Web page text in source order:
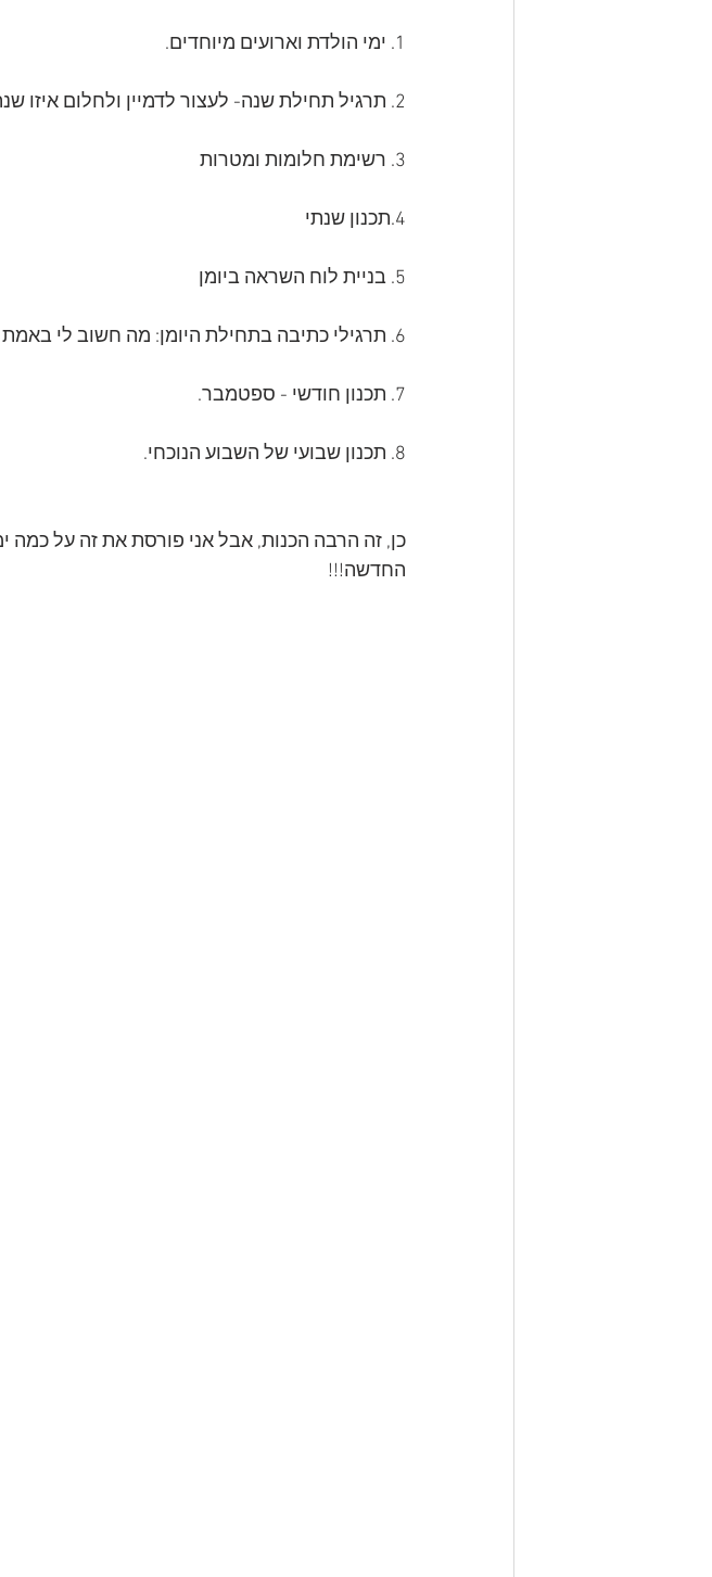
1. ימי הולדת וארועים מיוחדים.
2. תרגיל תחילת שנה- לעצור לדמיין ולחלום איזו שנה אני רוצה לעצמי.
3. רשימת חלומות ומטרות
4.תכנון שנתי
5. בניית לוח השראה ביומן
6. תרגילי כתיבה בתחילת היומן: מה חשוב לי באמת / הדברים שמשמחים אותי / מהי הצלחה עבורי.
7. תכנון חודשי - ספטמבר.
8. תכנון שבועי של השבוע הנוכחי.
כן, זה הרבה הכנות, אבל אני פורסת את זה על כמה
החדשה!!!